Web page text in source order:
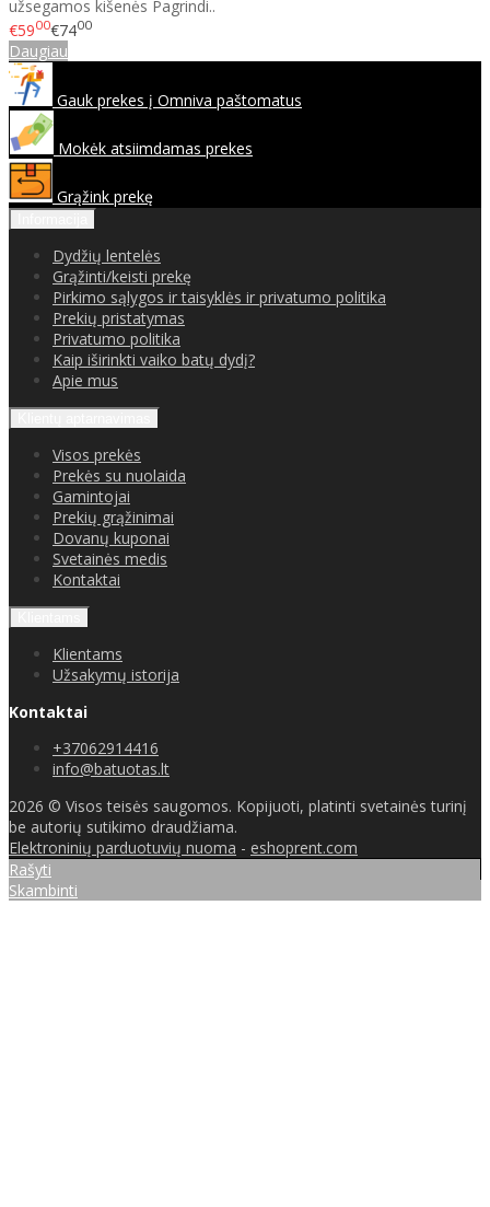
užsegamos kišenės Pagrindi..
€5900€7400
Daugiau
Gauk prekes į Omniva paštomatus
Mokėk atsiimdamas prekes
Grąžink prekę
Dydžių lentelės
Grąžinti/keisti prekę
Pirkimo sąlygos ir taisyklės ir privatumo politika
Prekių pristatymas
Privatumo politika
Kaip iširinkti vaiko batų dydį?
Apie mus
Visos prekės
Prekės su nuolaida
Gamintojai
Prekių grąžinimai
Dovanų kuponai
Svetainės medis
Kontaktai
Klientams
Užsakymų istorija
Kontaktai
+37062914416
info@batuotas.lt
2026 © Visos teisės saugomos. Kopijuoti, platinti svetainės turinį
be autorių sutikimo draudžiama.
Elektroninių parduotuvių nuoma - eshoprent.com
Rašyti
Skambinti